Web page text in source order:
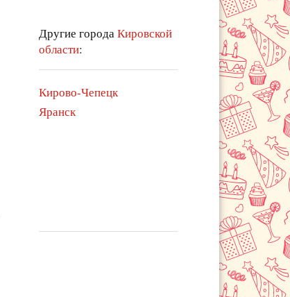
Другие городаКировской
области:
Кирово-Чепецк
Яранск